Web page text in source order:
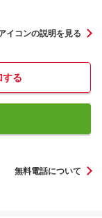
イコンの説明を見る
する
無料電話について